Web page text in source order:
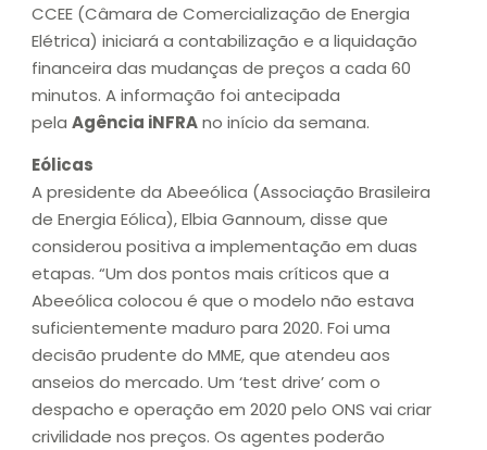
CCEE (Câmara de Comercialização de Energia
Elétrica) iniciará a contabilização e a liquidação
financeira das mudanças de preços a cada 60
minutos. A informação foi antecipada
pela Agência iNFRAno início da semana.
Eólicas
A presidente da Abeeólica (Associação Brasileira
de Energia Eólica), Elbia Gannoum, disse que
considerou positiva a implementação em duas
etapas. “Um dos pontos mais críticos que a
Abeeólica colocou é que o modelo não estava
suficientemente maduro para 2020. Foi uma
decisão prudente do MME, que atendeu aos
anseios do mercado. Um ‘test drive’ com o
despacho e operação em 2020 pelo ONS vai criar
crivilidade nos preços. Os agentes poderão